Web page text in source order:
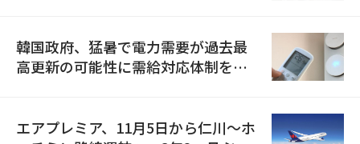
韓国政府、猛暑で電力需要が過去最
高更新の可能性に需給対応体制を点
エアプレミア、11月5日から仁川〜ホ